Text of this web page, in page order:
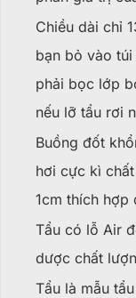
Chiều dài chỉ
bạn bỏ vào
phải bọc lớp
nếu lỡ tẩu rơi
Buồng đốt
hơi cực kì
1cm thích hợp
Tẩu có lỗ Air
dược chất
Tẩu là mẫu